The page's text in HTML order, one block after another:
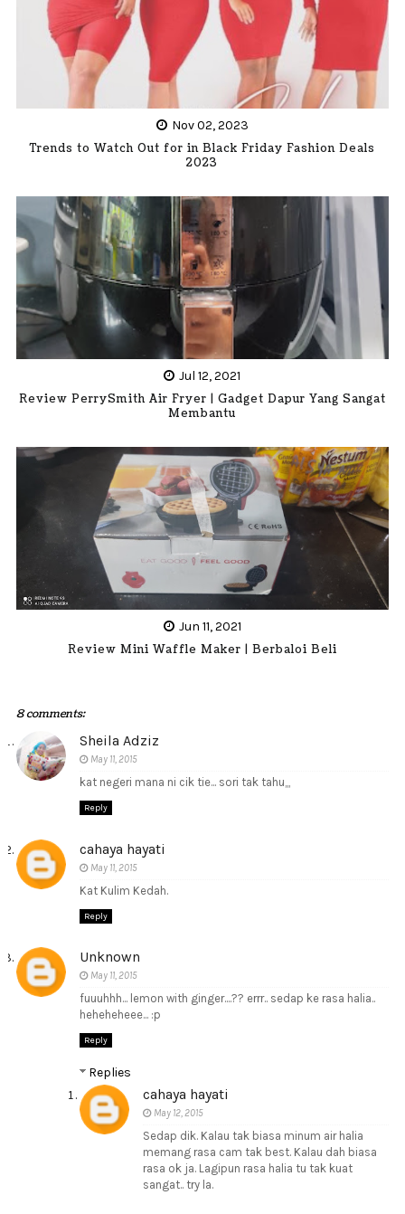
Nov 02, 2023
Trends to Watch Out for in Black Friday Fashion Deals
2023
Jul 12, 2021
Review PerrySmith Air Fryer | Gadget Dapur Yang Sangat
Membantu
Jun 11, 2021
Review Mini Waffle Maker | Berbaloi Beli
8 comments:
Sheila Adziz
May 11, 2015
kat negeri mana ni cik tie... sori tak tahu,,,
Reply
cahaya hayati
May 11, 2015
Kat Kulim Kedah.
Reply
Unknown
May 11, 2015
fuuuhhh... lemon with ginger....?? errr.. sedap ke rasa halia..
heheheheee... :p
Reply
Replies
cahaya hayati
May 12, 2015
Sedap dik. Kalau tak biasa minum air halia
memang rasa cam tak best. Kalau dah biasa
rasa ok ja. Lagipun rasa halia tu tak kuat
sangat.. try la.